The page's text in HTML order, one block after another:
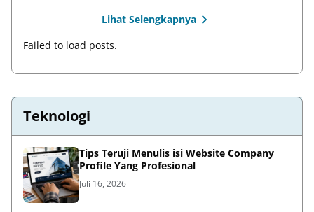
Lihat Selengkapnya
Failed to load posts.
Teknologi
Tips Teruji Menulis isi Website Company
Profile Yang Profesional
Juli 16, 2026